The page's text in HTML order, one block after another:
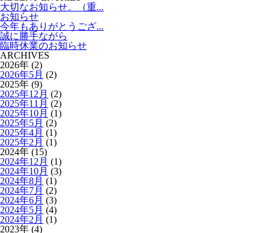
大切なお知らせ。（重...
お知らせ
今年もありがとうござ...
誠に勝手ながら
臨時休業のお知らせ
ARCHIVES
2026年 (2)
2026年5月 (2)
2025年 (9)
2025年12月 (2)
2025年11月 (2)
2025年10月 (1)
2025年5月 (2)
2025年4月 (1)
2025年2月 (1)
2024年 (15)
2024年12月 (1)
2024年10月 (3)
2024年8月 (1)
2024年7月 (2)
2024年6月 (3)
2024年5月 (4)
2024年2月 (1)
2023年 (4)